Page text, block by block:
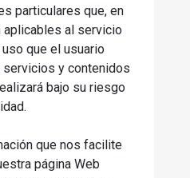
particulares que, en
aplicables al servicio
que el usuario
y contenidos
bajo su riesgo
que nos facilite
página Web